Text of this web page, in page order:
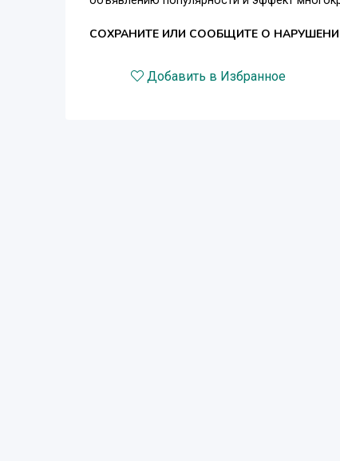
СОХРАНИТЕ ИЛИ СООБЩИТЕ О
Добавить в Избранное